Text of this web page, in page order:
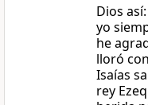
Dios
yo
he
lloró
Isaías
rey